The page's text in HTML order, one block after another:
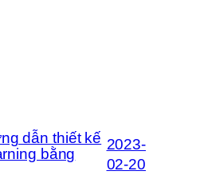
dẫn thiết kế
bằng
2023-
02-20